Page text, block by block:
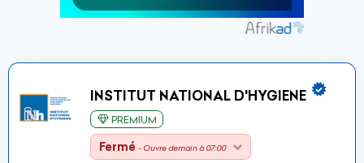
INSTITUT NATIONAL D'HYGIENE
PREMIUM
Fermé - Ouvre demain à 07:00